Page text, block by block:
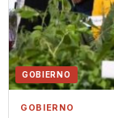
GOBIERNO
GOBIERNO